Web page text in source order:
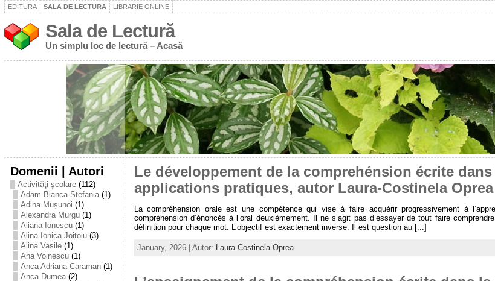
EDITURA SALA DE LECTURA LIBRARIE ONLINE
Sala de Lectură
Un simplu loc de lectură – Acasă
Domenii | Autori
Activităţi şcolare(112)
Adam Bianca Ștefania(1)
Adina Mușunoi (1)
Alexandra Murgu(1)
Aliana Ionescu(1)
Alina Ionica Joițoiu(3)
Alina Vasile(1)
Ana Voinescu(1)
Anca Adriana Caraman(1)
Anca Dumea(2)
Le développement de la comprehénsion écrite
applications pratiques, autor Laura-Costinela Oprea
La compréhension orale est une compétence qui vise à faire acquérir progressivement à
compréhension d’énoncés à l’oral deuxièmement. Il ne s’agit pas d’essayer de tout faire
définition pour chaque mot. L’objectif est exactement inverse. Il est question au [...]
January, 2026 | Autor: Laura-Costinela Oprea